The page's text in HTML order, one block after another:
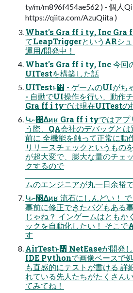
ty/m/m896f454ae562 ) - 個人
https://qiita.com/AzuQiita )
What's Gra ff i ty, Inc Gra
てLeapTriggerというARシュ
運用/開発中！
What's Gra ff i ty, Inc 今回
UITestを構築した話
UITestͱ͸ - ゲームのUIがち
- 自動でUI操作を行い、動作
Gra ff i tyでは現在UITestの
Կނ΍Δͷʁ Gra ff i tyではアプリのアップデートを行
う際、QA会社のデバッグと
前に 全機能を触って正常に動
リリースチェックというもの
が超大変で、膨大な量のチェ
クするので
チ
ムのエンジニアが丸一日余裕
Կނ΍Δͷʁ 流石にしんどい！ でもこれで見つかって
事前に修正できたバグもある
じゃね？ インゲームはともか
ックを自動化したい！ そこ
す
AirTestͱ͸ NetEaseが開発
IDE Pythonで画像ベースで
も直感的にテストが書ける 詳
れている先人たちがたくさん
てみてね！